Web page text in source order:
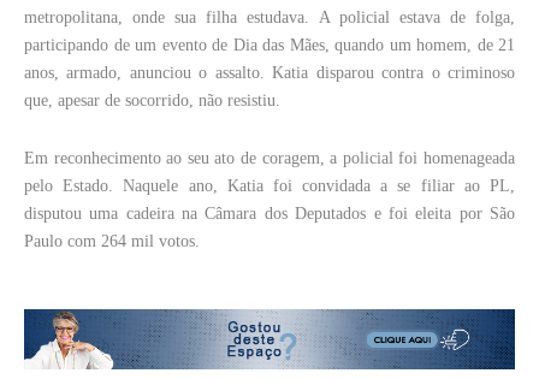
metropolitana, onde sua filha estudava. A policial estava de folga,
participando de um evento de Dia das Mães, quando um homem, de 21
anos, armado, anunciou o assalto. Katia disparou contra o criminoso
que, apesar de socorrido, não resistiu.
Em reconhecimento ao seu ato de coragem, a policial foi homenageada
pelo Estado. Naquele ano, Katia foi convidada a se filiar ao PL,
disputou uma cadeira na Câmara dos Deputados e foi eleita por São
Paulo com 264 mil votos.